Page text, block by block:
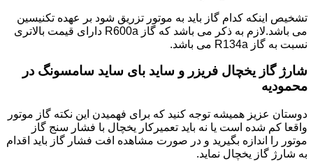
تشخیص اینکه کدام گاز باید به موتور تزریق شود بر عهده تکنیسین
می باشد.لازم به ذکر می باشد که گاز R600a دارای قیمت بالاتری
نسبت به گاز R134a می باشد.
شارژ گاز یخچال فریزر و ساید بای ساید سامسونگ در
محمودیه
دوستان عزیز همیشه توجه کنید که برای فهمیدن این نکته گاز موتور
واقعا کم شده است یا نه باید تعمیرکار یخچال با فشار سنج گاز
موتور را اندازه بگیرید و در صورت مشاهده افت فشار گاز باید اقدام
به شارژ گاز یخچال نماید.